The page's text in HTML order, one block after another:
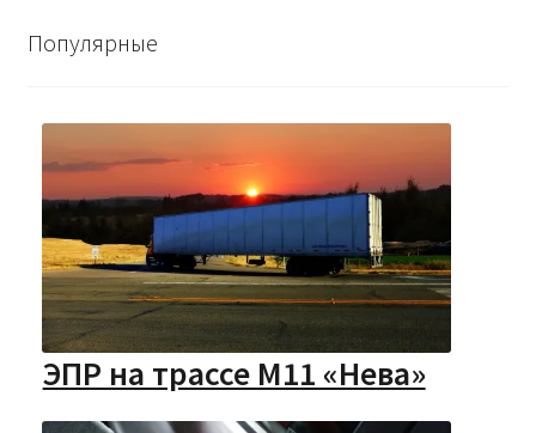
Популярные
ЭПР на трассе М11 «Нева»